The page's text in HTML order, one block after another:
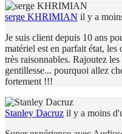
serge KHRIMIAN il y a
Je suis client depuis 10 ans
matériel est en parfait état,
très raisonnables. Rajoutez
gentillesse... pourquoi allez
fortement !!!
Stanley Dacruz il y a moins